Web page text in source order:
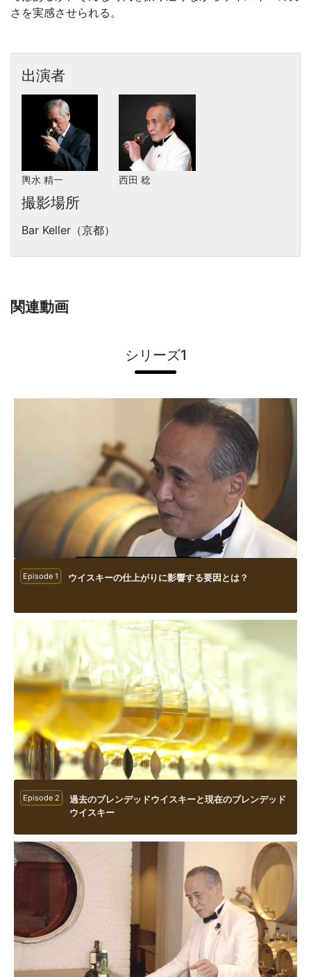
さを実感させられる。
出演者
輿水 精一 西田 稔
撮影場所
Bar Keller（京都）
関連動画
シリーズ1
Episode 1 ウイスキーの仕上がりに影響する要因とは？
Episode 2
過去のブレンデッドウイスキーと現在のブレンデッド
ウイスキー